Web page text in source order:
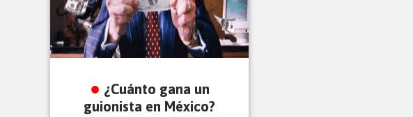
¿Cuánto gana un
guionista en México?